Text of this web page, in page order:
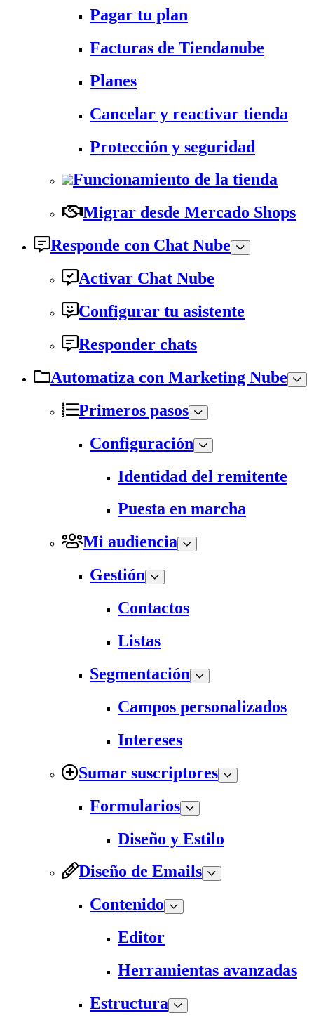
Pagar tu plan
Facturas de Tiendanube
Planes
Cancelar y reactivar tienda
Protección y seguridad
Funcionamiento de la tienda
Migrar desde Mercado Shops
Responde con Chat Nube
Activar Chat Nube
Configurar tu asistente
Responder chats
Automatiza con Marketing Nube
Primeros pasos
Configuración
Identidad del remitente
Puesta en marcha
Mi audiencia
Gestión
Contactos
Listas
Segmentación
Campos personalizados
Intereses
Sumar suscriptores
Formularios
Diseño y Estilo
Diseño de Emails
Contenido
Editor
Herramientas avanzadas
Estructura